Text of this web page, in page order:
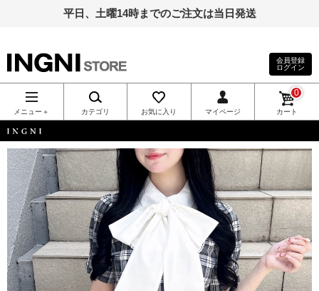
平日、土曜14時までのご注文は当日発送
INGNI（イン
グ）公式通
販｜INGNI
STORE
会員登録
ログイン
メニュー＋ カテゴリ お気に入り マイページ カート
0
INGNI